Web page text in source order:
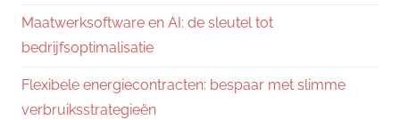
Maatwerksoftware en AI: de sleutel tot
bedrijfsoptimalisatie
Flexibele energiecontracten: bespaar met slimme
verbruiksstrategieën